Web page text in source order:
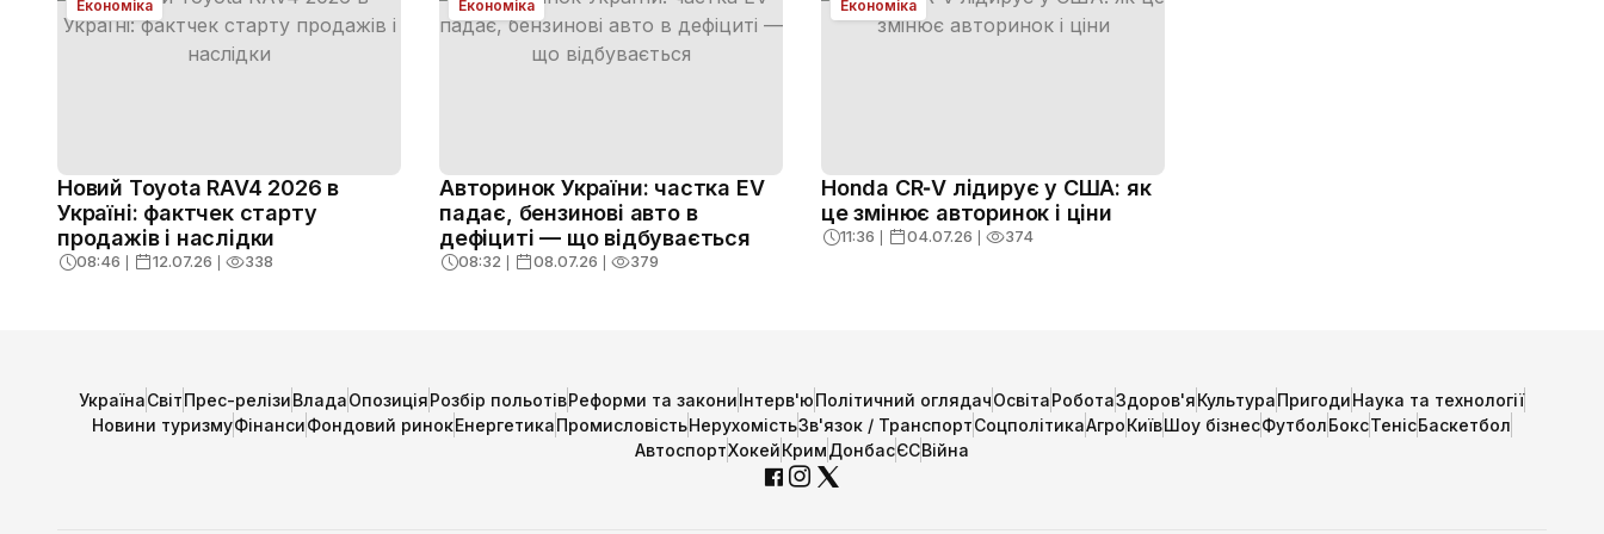
Економіка
Новий Toyota RAV4 2026 в
Україні: фактчек старту
продажів і наслідки
08:46 ❘ 12.07.26 ❘ 338
Економіка
Авторинок України: частка EV
падає, бензинові авто в
дефіциті — що відбувається
08:32 ❘ 08.07.26 ❘ 379
Економіка
Honda CR‑V лідирує у США: як
це змінює авторинок і ціни
11:36 ❘ 04.07.26 ❘ 374
УкраїнаСвітПрес-релізиВладаОпозиціяРозбір польотівРеформи та закониІнтерв'юПолітичний оглядачОсвітаРоботаЗдоров'яКультураПригодиНаука та технології
Новини туризмуФінансиФондовий ринокЕнергетикаПромисловістьНерухомістьЗв'язок / ТранспортСоцполітикаАгроКиївШоу бізнесФутболБоксТенісБаскетбол
АвтоспортХокейКримДонбасЄСВійна